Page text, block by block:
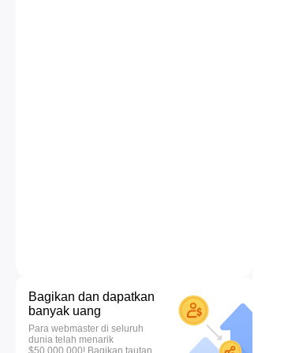
Bagikan dan dapatkan
banyak uang
Para webmaster di seluruh
dunia telah menarik
$50.000.000! Bagikan tautan